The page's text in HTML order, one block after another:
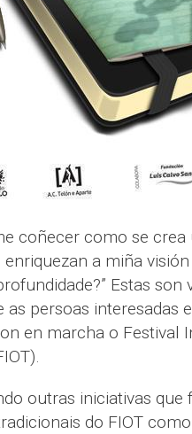
coñecer como se
enriquezan a miña
Estas
persoas interesadas
en marcha o Festival
outras iniciativas
do FIOT